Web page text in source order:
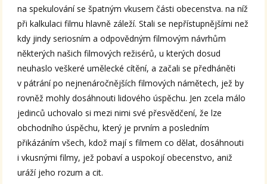
na spekulování se špatným vkusem části obecenstva. na níž
při kalkulaci filmu hlavně záleží. Stali se nepřístupnějšími než
kdy jindy seriosním a odpovědným filmovým návrhům
některých našich filmových režisérů, u kterých dosud
neuhaslo veškeré umělecké cítění, a začali se předháněti
v pátrání po nejnenáročnějších filmových námětech, jež by
rovněž mohly dosáhnouti lidového úspěchu. Jen zcela málo
jedinců uchovalo si mezi nimi své přesvědčení, že lze
obchodního úspěchu, který je prvním a posledním
přikázáním všech, kdož mají s filmem co dělat, dosáhnouti
i vkusnými filmy, jež pobaví a uspokojí obecenstvo, aniž
uráží jeho rozum a cit.